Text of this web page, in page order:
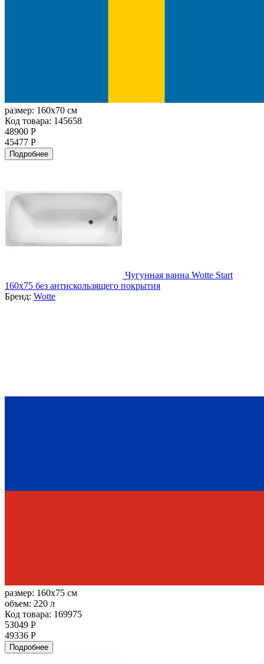
размер: 160x70 см
Код товара: 145658
48900 Р
45477 Р
Подробнее
Чугунная ванна Wotte Start
160x75 без антискользящего покрытия
Бренд: Wotte
размер: 160x75 см
объем: 220 л
Код товара: 169975
53049 Р
49336 Р
Подробнее